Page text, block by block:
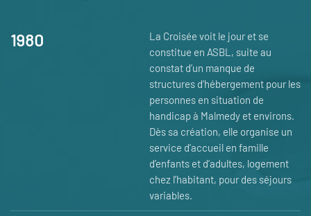
1980
La Croisée voit le jour et se
constitue en ASBL, suite au
constat d’un manque de
structures d’hébergement pour les
personnes en situation de
handicap à Malmedy et environs.
Dès sa création, elle organise un
service d’accueil en famille
d’enfants et d’adultes, logement
chez l’habitant, pour des séjours
variables.